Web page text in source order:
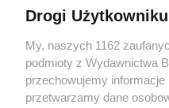
dziennie wpływa na
MATYLDA NOWAK
Drogi
My, naszych 1162
podmioty z Wydawnictwa
przechowujemy informacje
przetwarzamy dane